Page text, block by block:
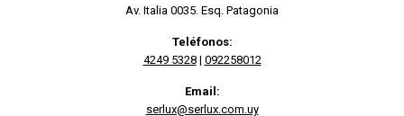
Av. Italia 0035. Esq. Patagonia
Teléfonos:
4249 5328| 092258012
Email:
serlux@serlux.com.uy